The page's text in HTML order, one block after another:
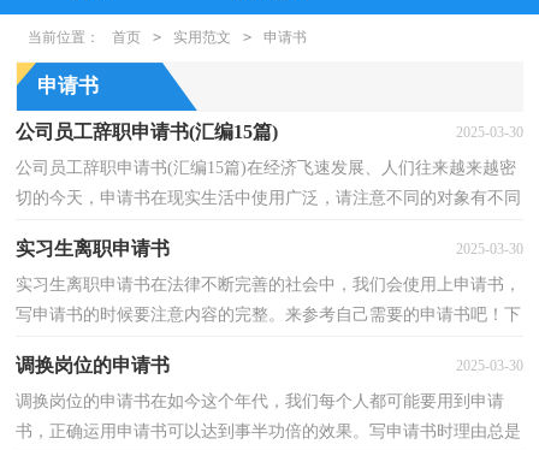
当前位置： 首页 > 实用范文 > 申请书
申请书
公司员工辞职申请书(汇编15篇) 2025-03-30
公司员工辞职申请书(汇编15篇)在经济飞速发展、人们往来越来越密
切的今天，申请书在现实生活中使用广泛，请注意不同的对象有不同
实习生离职申请书 2025-03-30
实习生离职申请书在法律不断完善的社会中，我们会使用上申请书，
写申请书的时候要注意内容的完整。来参考自己需要的申请书吧！下
调换岗位的申请书 2025-03-30
调换岗位的申请书在如今这个年代，我们每个人都可能要用到申请
书，正确运用申请书可以达到事半功倍的效果。写申请书时理由总是